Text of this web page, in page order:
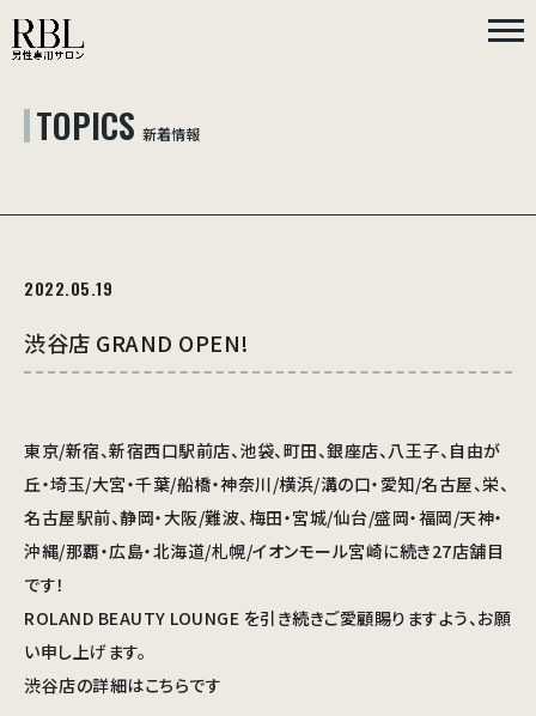
TOPICS 新着情報
2022.05.19
渋谷店 GRAND OPEN!
東京/新宿、新宿西口駅前店、池袋、町田、銀座店、八王子、自由が
丘・埼玉/大宮・千葉/船橋・神奈川/横浜/溝の口・愛知/名古屋、栄、
名古屋駅前、静岡・大阪/難波、梅田・宮城/仙台/盛岡・福岡/天神・
沖縄/那覇・広島・北海道/札幌/イオンモール宮崎に続き27店舗目
です！
ROLAND BEAUTY LOUNGE を引き続きご愛顧賜りますよう、お願
い申し上げます。
渋谷店の詳細はこちらです